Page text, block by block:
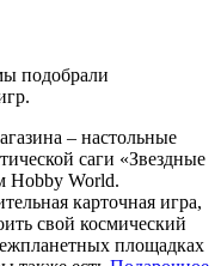
подобрали
– настольные
саги «Звездные
Hobby World.
карточная игра,
свой космический
площадках